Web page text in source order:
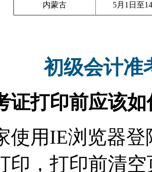
内蒙古 5月1日至
初级会计准
证打印前应该
使用IE浏览器
印，打印前清